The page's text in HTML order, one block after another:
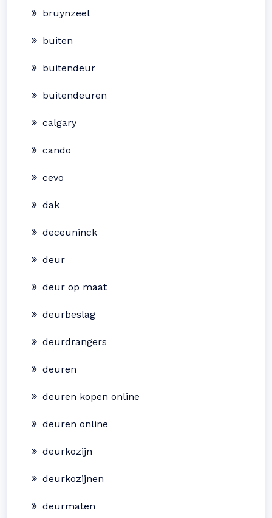
bruynzeel
buiten
buitendeur
buitendeuren
calgary
cando
cevo
dak
deceuninck
deur
deur op maat
deurbeslag
deurdrangers
deuren
deuren kopen online
deuren online
deurkozijn
deurkozijnen
deurmaten